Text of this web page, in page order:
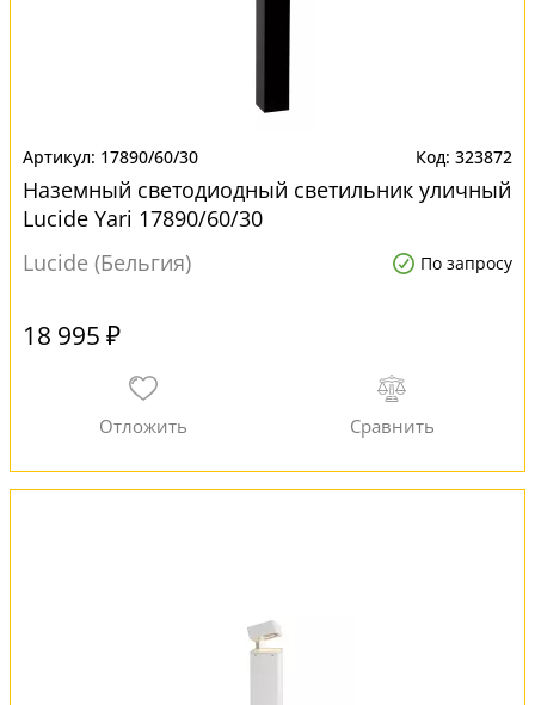
17890/60/30 323872
Наземный светодиодный светильник уличный
Lucide Yari 17890/60/30
Lucide (Бельгия)
По запросу
18 995 ₽